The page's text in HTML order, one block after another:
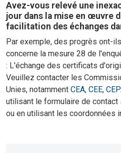
Avez-vous relevé une
jour dans la mise en œuvre
facilitation des échanges
Par exemple, des progrès ont-
concerne la mesure 28 de
: L'échange des certificats
Veuillez contacter les
Unies, notamment CEA, CEE,
utilisant le formulaire de
ou en utilisant les coordonnées